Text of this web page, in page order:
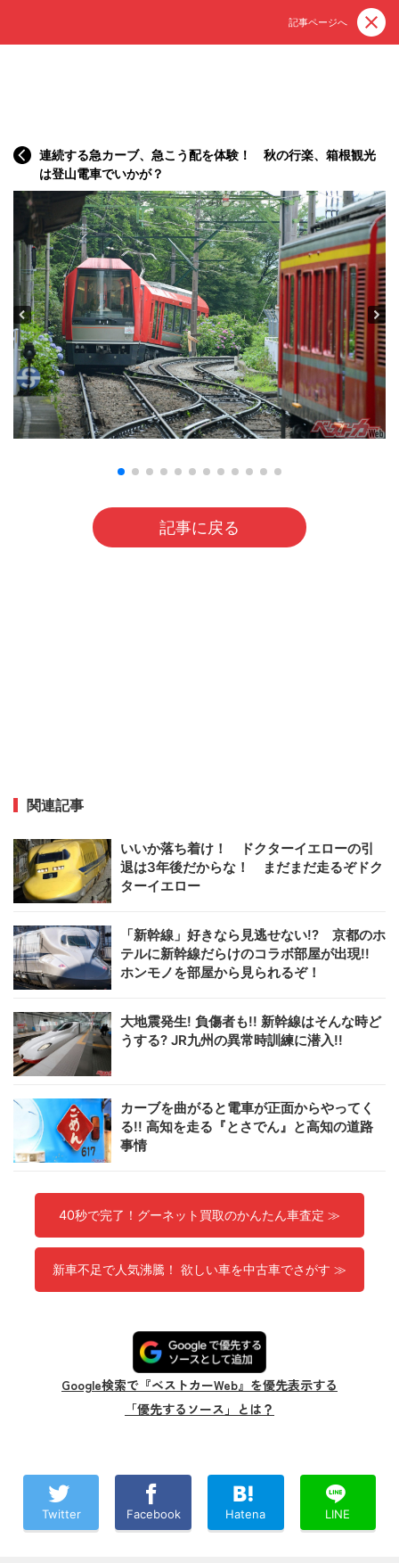
記事ページへ
連続する急カーブ、急こう配を体験！ 秋の行楽、箱根観光
は登山電車でいかが？
記事に戻る
関連記事
いいか落ち着け！ ドクターイエローの引
退は3年後だからな！ まだまだ走るぞドク
ターイエロー
「新幹線」好きなら見逃せない!? 京都のホ
テルに新幹線だらけのコラボ部屋が出現!!
ホンモノを部屋から見られるぞ！
大地震発生! 負傷者も!! 新幹線はそんな時ど
うする? JR九州の異常時訓練に潜入!!
カーブを曲がると電車が正面からやってく
る!! 高知を走る『とさでん』と高知の道路
事情
40秒で完了！グーネット買取のかんたん車査定 ≫
新車不足で人気沸騰！ 欲しい車を中古車でさがす ≫
Google検索で『ベストカーWeb』を優先表示する
「優先するソース」とは？
Twitter Facebook Hatena LINE